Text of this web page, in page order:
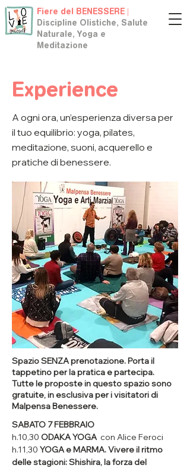
Fiere del BENESSERE |
Discipline Olistiche, Salute
Naturale, Yoga e
Meditazione
Experience
A ogni ora, un’esperienza diversa per
il tuo equilibrio: yoga, pilates,
meditazione, suoni, acquerello e
pratiche di benessere.
Spazio SENZA prenotazione. Porta il
tappetino per la pratica e partecipa.
Tutte le proposte in questo spazio sono
gratuite, in esclusiva per i visitatori di
Malpensa Benessere.
SABATO 7 FEBBRAIO
h.10,30 ODAKA YOGA
  con Alice Feroci
h.11,30 YOGA e MARMA. Vivere il ritmo
delle stagioni: Shishira, la forza del